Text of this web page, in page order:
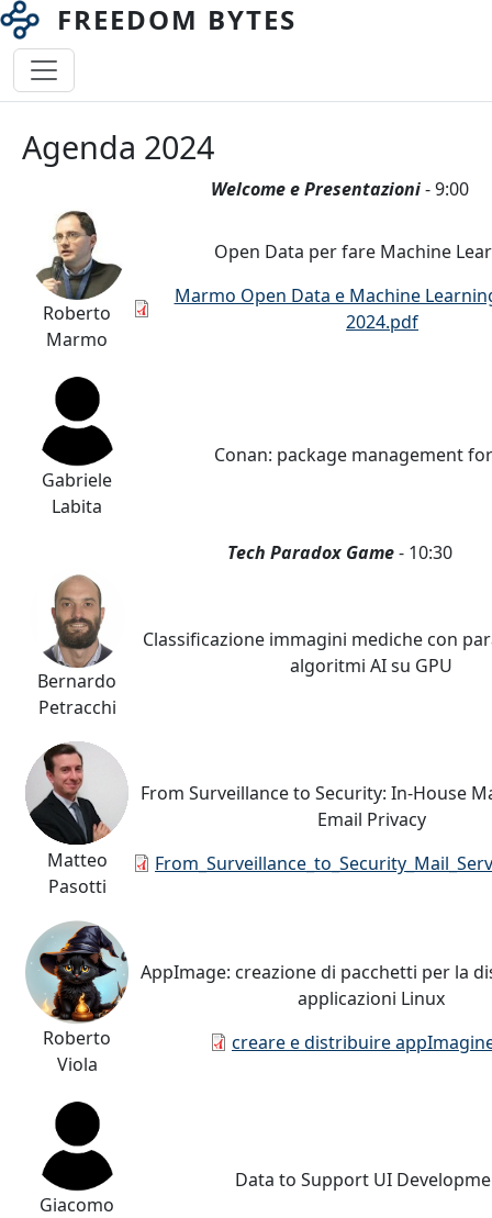
Salta al contenuto principale
FREEDOM BYTES
Navigazione principale
Agenda 2024
Welcome e Presentazioni- 9:00
Roberto
Marmo
Open Data per fare Machine
Documento
Marmo Open Data e Machine
2024.pdf
Gabriele
Labita
Conan: package management
Tech Paradox Game- 10:30
Bernardo
Petracchi
Classificazione immagini mediche con
algoritmi AI su GPU
Matteo
Pasotti
From Surveillance to Security: In-House
Email Privacy
Documento
Roberto
Viola
AppImage: creazione di pacchetti per la
applicazioni Linux
Documentocreare e distribuire
Giacomo
Data to Support UI